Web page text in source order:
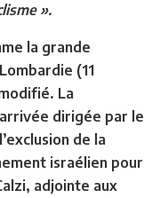
».
la grande
(11
La
dirigée par le
de la
israélien pour
, adjointe aux